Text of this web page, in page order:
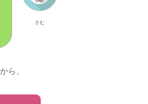
さむ
ら、